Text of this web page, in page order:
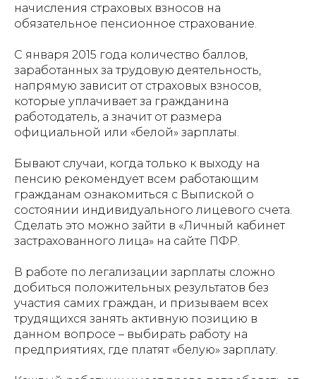
начисления страховых взносов на
обязательное пенсионное страхование.
С января 2015 года количество баллов,
заработанных за трудовую деятельность,
напрямую зависит от страховых взносов,
которые уплачивает за гражданина
работодатель, а значит от размера
официальной или «белой» зарплаты.
Бывают случаи, когда только к выходу на
пенсию рекомендует всем работающим
гражданам ознакомиться с Выпиской о
состоянии индивидуального лицевого счета.
Сделать это можно зайти в «Личный кабинет
застрахованного лица» на сайте ПФР.
В работе по легализации зарплаты сложно
добиться положительных результатов без
участия самих граждан, и призываем всех
трудящихся занять активную позицию в
данном вопросе – выбирать работу на
предприятиях, где платят «белую» зарплату.